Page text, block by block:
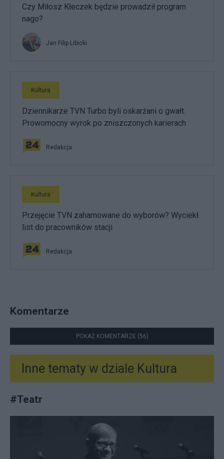
Czy Miłosz Kłeczek będzie prowadził program
nago?
Jan Filip Libicki
Kultura
Dziennikarze TVN Turbo byli oskarżani o gwałt.
Prowomocny wyrok po zniszczonych karierach
Redakcja
Kultura
Przejęcie TVN zahamowane do wyborów? Wyciekł
list do pracowników stacji
Redakcja
Komentarze
POKAŻ KOMENTARZE (56)
Inne tematy w dziale Kultura
#Teatr